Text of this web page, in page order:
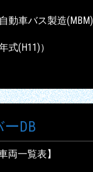
動車バス製造(MBM)
式(H11)）
DB
両一覧表】